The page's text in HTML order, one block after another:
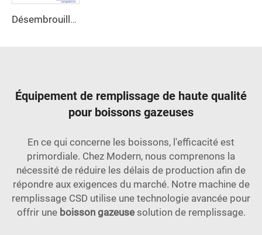
Désembrouilleuse de Bouteilles Automatique
Équipement de remplissage de haute qualité
pour boissons gazeuses
En ce qui concerne les boissons, l'efficacité est
primordiale. Chez Modern, nous comprenons la
nécessité de réduire les délais de production afin de
répondre aux exigences du marché. Notre machine de
remplissage CSD utilise une technologie avancée pour
offrir une boisson gazeuse solution de remplissage.